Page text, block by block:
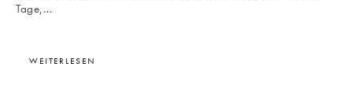
Tage,…
WEITERLESEN